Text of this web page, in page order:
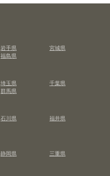
岩手県
宮城県
福島県
埼玉県
千葉県
群馬県
石川県
福井県
静岡県
三重県